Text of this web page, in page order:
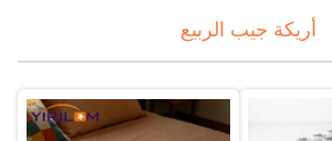
أريكة جيب الربيع